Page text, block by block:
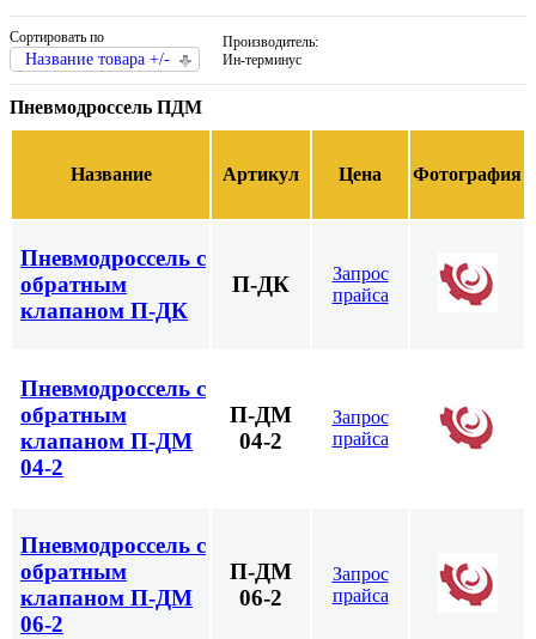
Сортировать по
Название товара +/-
Производитель:
Ин-терминус
Пневмодроссель ПДМ
Название Артикул Цена Фотография
Пневмодроссель с
обратным
клапаном П-ДК
П-ДК
Запрос
прайса
Пневмодроссель с
обратным
клапаном П-ДМ
04-2
П-ДМ
04-2
Запрос
прайса
Пневмодроссель с
обратным
клапаном П-ДМ
06-2
П-ДМ
06-2
Запрос
прайса